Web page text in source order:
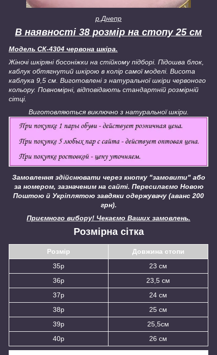
р.Днепр
В наявності 38 розмір на стопу 25 см
Модель СК-4304 червона шкіра.
Жіночі шкіряні босоніжки на стійкому підборі. Підошва блок,
каблук обтягнутий шкірою в колір самої моделі. Висота
каблука 9,5 см. Виготовлені з натуральної шкіри червоного
кольору. Повномірні, відповідають стандартній розмірній
сітці.
Виготовляються виключно з натуральної шкіри.
Замовлення здійснювати через кнопку "замовити" або
за номером, зазначеним на сайті. Пересилаємо Новою
Поштою й Укріплятою завдяки одержувачу (аванс 200
грн).
Приємного вибору! Чекаємо Ваших замовлень.
Розмірна сітка
Розмір
Довжина стопи
35р
23 см
36р
23,5 см
37р
24 см
38р
25 см
39р
25,5см
40р
26 см